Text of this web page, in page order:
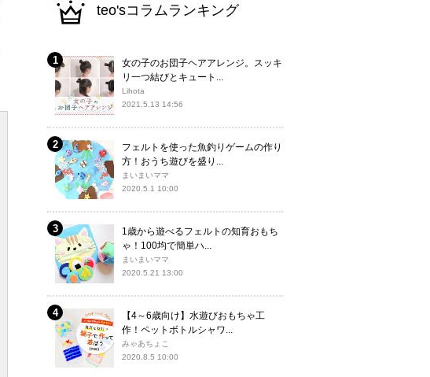
teo'sコラムランキング
女の子のお団子ヘアアレンジ。スッキ
リ一つ結びとキュート...
Lihota
2021.5.13 14:56
フェルトを使った魚釣りゲームの作り
方！おうち遊びを盛り...
まいまいママ
2020.5.1 10:00
1歳から遊べるフェルトの知育おもち
ゃ！100均で簡単ハ...
まいまいママ
2020.5.21 13:00
【4～6歳向け】水遊びおもちゃ工
作！ペットボトルシャワ...
みゃあちょこ
2020.8.5 10:00